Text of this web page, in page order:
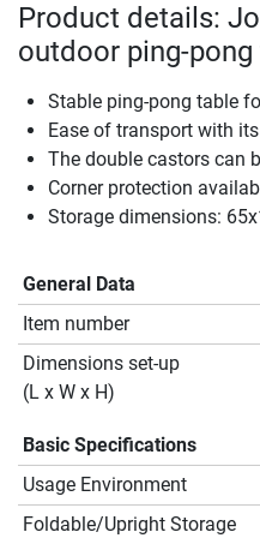
Product details:
outdoor ping-pong
Stable ping-pong table
Ease of transport with
The double castors can
Corner protection
Storage dimensions:
General Data
Item number
Dimensions set-up
(L x W x H)
Basic Specifications
Usage Environment
Foldable/Upright Storage